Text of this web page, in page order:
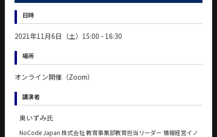
日時
2021年11月6日（土）15:00 - 16:30
場所
オンライン開催（Zoom）
講演者
奥いずみ氏
NoCode Japan 株式会社 教育事業部教育担当リーダー 情報経営イノ
CLOSE